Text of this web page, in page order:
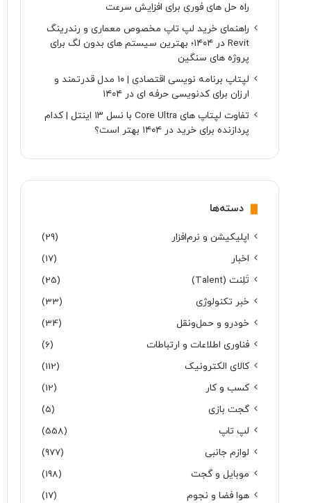
راه حل های فوری برای افزایش سرعت
راهنمای خرید لپ تاپ مخصوص معماری و رندرینگ
Revit در ۱۴۰۴؛ بهترین سیستم های بدون لگ برای
پروژه های سنگین
لپتاپ برنامه نویسی اقتصادی | ۱۰ مدل قدرتمند و
ارزان برای کدنویسی حرفه ای در ۱۴۰۴
تفاوت لپتاپ های Core Ultra با نسل ۱۳ اینتل | کدام
پردازنده برای خرید در ۱۴۰۴ بهتر است؟
دسته‌ها
اپلیکیشن و نرم‌افزار
(29)
اخبار
(17)
تَلِنت (Talent)
(25)
خبر تکنولوژی
(33)
خودرو و حمل‌و‌نقل
(34)
فناوری اطلاعات و ارتباطات
(6)
کالای الکترونیک
(112)
کسب و کار
(12)
گجت بازی
(5)
لپ تاپ
(558)
لوازم جانبی
(977)
موبایل و گجت
(198)
هوا فضا و نجوم
(17)